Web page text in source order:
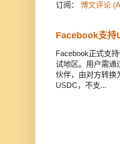
订阅： 博文评论
Facebook支持
Facebook正式支
试地区。用户需通
伙伴，由对方转换
USDC，不支...